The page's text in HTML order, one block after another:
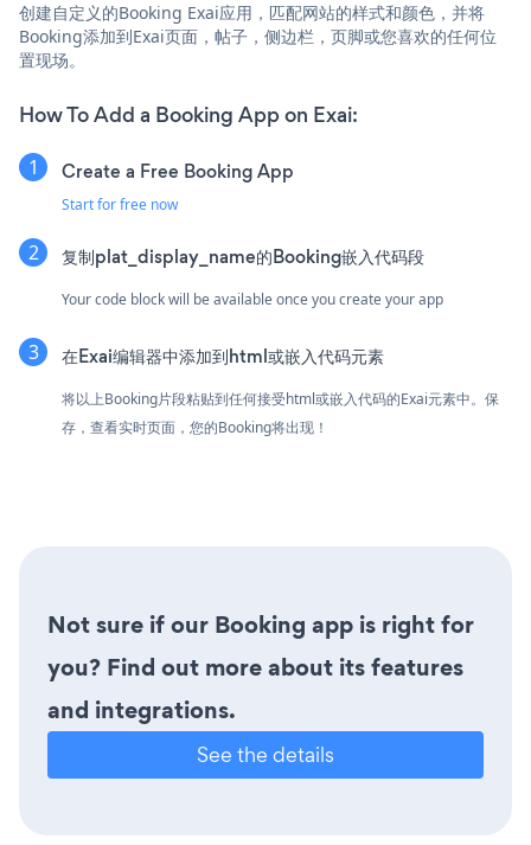
创建自定义的Booking Exai应用，匹配网站的样式和颜色，并将
Booking添加到Exai页面，帖子，侧边栏，页脚或您喜欢的任何位
置现场。
How To Add a Booking App on Exai:
Create a Free Booking App
Start for free now
复制plat_display_name的Booking嵌入代码段
Your code block will be available once you create your app
在Exai编辑器中添加到html或嵌入代码元素
将以上Booking片段粘贴到任何接受html或嵌入代码的Exai元素中。保
存，查看实时页面，您的Booking将出现！
Not sure if our Booking app is right for
you? Find out more about its features
and integrations.
See the details